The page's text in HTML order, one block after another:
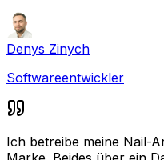
Denys Zinych
Softwareentwickler
Ich betreibe meine Nail-